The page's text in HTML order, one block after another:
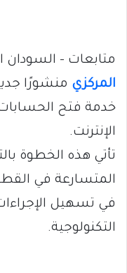
متابعات – السودان
المركزي منشورًا
خدمة فتح
الإنترنت.
تأتي هذه الخطوة
المتسارعة في
في تسهيل
التكنولوجية.